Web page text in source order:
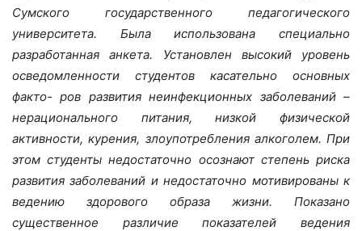
Сумского государственного педагогического
университета. Была использована специально
разработанная анкета. Установлен высокий уровень
осведомленности студентов касательно основных
факто- ров развития неинфекционных заболеваний –
нерационального питания, низкой физической
активности, курения, злоупотребления алкоголем. При
этом студенты недостаточно осознают степень риска
развития заболеваний и недостаточно мотивированы к
ведению здорового образа жизни. Показано
существенное различие показателей ведения